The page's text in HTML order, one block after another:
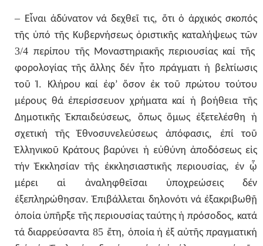
– Εἶναι ἀδύνατον νά δεχθεῖ τις, ὅτι ὁ ἀρχικός σκοπός
τῆς ὑπό τῆς Κυβερνήσεως ὁριστικῆς καταλήψεως τῶν
3/4περίπου τῆς Μοναστηριακῆς περιουσίας καί τῆς
φορολογίας τῆς ἄλλης δέν ἦτο πράγματι ἡ βελτίωσις
τοῦ Ἱ. Κλήρου καί ἐφ’ ὅσον ἐκ τοῦ πρώτου τούτου
μέρους θά ἐπερίσσευον χρήματα καί ἡ βοήθεια τῆς
Δημοτικῆς Ἐκπαιδεύσεως, ὅπως ὅμως ἐξετελέσθη ἡ
σχετική
τῆς Ἐθνοσυνελεύσεως ἀπόφασις, ἐπί
τοῦ
Ἑλληνικοῦ Κράτους βαρύνει ἡ εὐθύνη ἀποδόσεως εἰς
τήν Ἐκκλησίαν τῆς ἐκκλησιαστικῆς περιουσίας, ἐν ᾧ
μέρει
αἱ ἀναληφθεῖσαι ὑποχρεώσεις
δέν
ἐξεπληρώθησαν.Ἐπιβάλλεται δηλονότι νά ἐξακριβωθῇ
ὁποία ὑπῆρξε τῆς περιουσίας ταύτης ἡ πρόσοδος, κατά
τά διαρρεύσαντα85 ἔτη, ὁποία ἡ ἐξ αὐτῆς πραγματική